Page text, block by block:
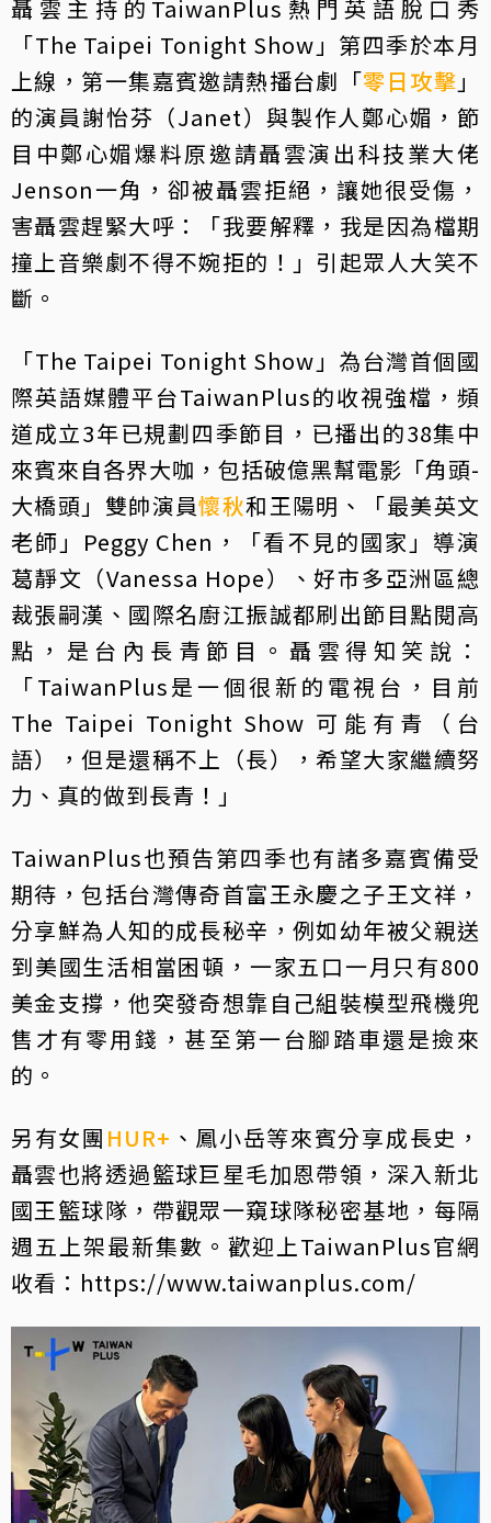
聶雲主持的TaiwanPlus熱門英語脫口秀
「The Taipei Tonight Show」第四季於本月
上線，第一集嘉賓邀請熱播台劇「零日攻擊 」
的演員謝怡芬（Janet）與製作人鄭心媚，節
目中鄭心媚爆料原邀請聶雲演出科技業大佬
Jenson一角，卻被聶雲拒絕，讓她很受傷，
害聶雲趕緊大呼：「我要解釋，我是因為檔期
撞上音樂劇不得不婉拒的！」引起眾人大笑不
斷。
「The Taipei Tonight Show」為台灣首個國
際英語媒體平台TaiwanPlus的收視強檔，頻
道成立3年已規劃四季節目，已播出的38集中
來賓來自各界大咖，包括破億黑幫電影「角頭-
大橋頭」雙帥演員懷秋和王陽明、「最美英文
老師」Peggy Chen，「看不見的國家」導演
葛靜文（Vanessa Hope）、好市多亞洲區總
裁張嗣漢、國際名廚江振誠都刷出節目點閱高
點，是台內長青節目。聶雲得知笑說：
「TaiwanPlus是一個很新的電視台，目前
The Taipei Tonight Show 可能有青（台
語），但是還稱不上（長），希望大家繼續努
力、真的做到長青！」
TaiwanPlus也預告第四季也有諸多嘉賓備受
期待，包括台灣傳奇首富王永慶之子王文祥，
分享鮮為人知的成長秘辛，例如幼年被父親送
到美國生活相當困頓，一家五口一月只有800
美金支撐，他突發奇想靠自己組裝模型飛機兜
售才有零用錢，甚至第一台腳踏車還是撿來
的。
另有女團 HUR+ 、鳳小岳等來賓分享成長史，
聶雲也將透過籃球巨星毛加恩帶領，深入新北
國王籃球隊，帶觀眾一窺球隊秘密基地，每隔
週五上架最新集數。歡迎上TaiwanPlus官網
收看：https://www.taiwanplus.com/